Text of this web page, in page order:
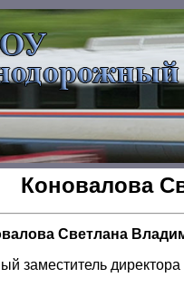
Коновалова
Светлана
заместитель директора